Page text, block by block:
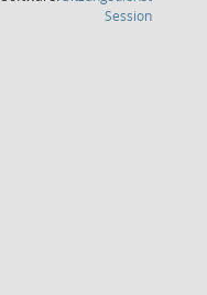
Session(Wird in